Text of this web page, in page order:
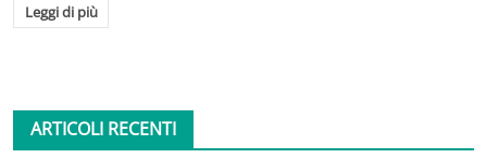
Leggi di più
ARTICOLI RECENTI